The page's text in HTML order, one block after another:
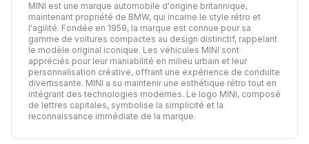
MINI est une marque automobile d'origine britannique,
maintenant propriété de BMW, qui incarne le style rétro et
l'agilité. Fondée en 1959, la marque est connue pour sa
gamme de voitures compactes au design distinctif, rappelant
le modèle original iconique. Les véhicules MINI sont
appréciés pour leur maniabilité en milieu urbain et leur
personnalisation créative, offrant une expérience de conduite
divertissante. MINI a su maintenir une esthétique rétro tout en
intégrant des technologies modernes. Le logo MINI, composé
de lettres capitales, symbolise la simplicité et la
reconnaissance immédiate de la marque.